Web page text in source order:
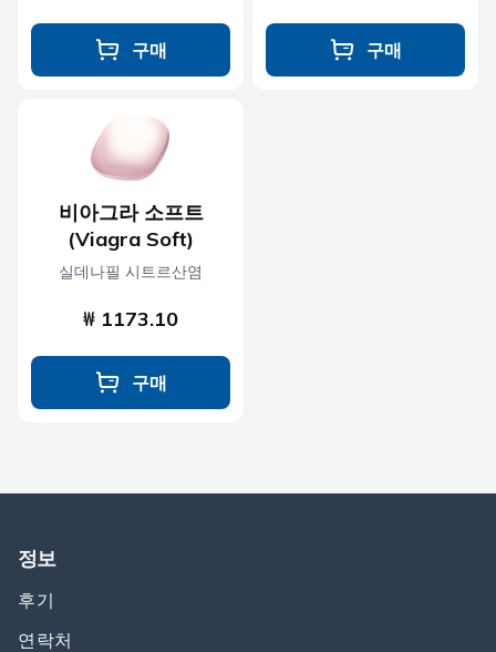
구매 구매
비아그라 소프트
(Viagra Soft)
실데나필 시트르산염
₩ 1173.10
구매
정보
후기
연락처